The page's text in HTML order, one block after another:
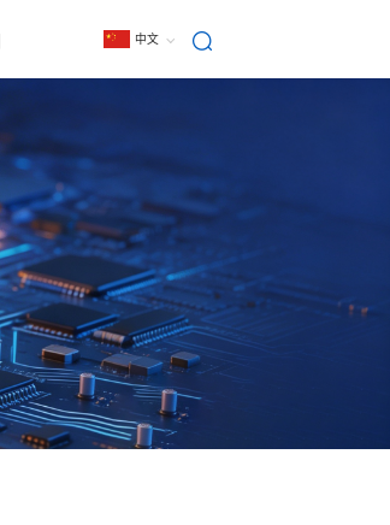
中文